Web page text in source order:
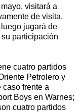
visitará a
de visita,
jugará de
participación
cuatro partidos
Petrolero y
caso frente a
Boys en Warnes;
cuatro partidos